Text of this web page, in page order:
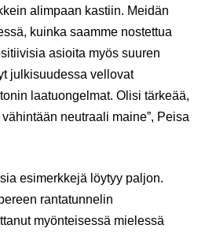
alimpaan kastiin. Meidän
kuinka saamme nostettua
asioita myös suuren
julkisuudessa vellovat
laatuongelmat. Olisi tärkeää,
neutraali maine”, Peisa
esimerkkejä löytyy paljon.
rantatunnelin
myönteisessä mielessä